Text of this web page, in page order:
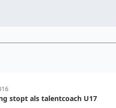
stopt als talentcoach U17